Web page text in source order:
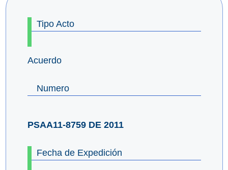
Tipo Acto
Acuerdo
Numero
PSAA11-8759 DE 2011
Fecha de Expedición